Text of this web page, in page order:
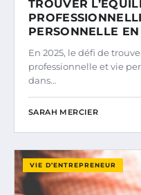
TROUVER
PERSONNELLE
En 2025, le défi de
professionnelle et vie
dans…
SARAH MERCIER
VIE D’ENTREPRENEUR